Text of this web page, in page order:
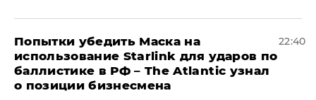
Попытки убедить Маска на
использование Starlink для ударов по
баллистике в РФ – The Atlantic узнал
о позиции бизнесмена
22:40